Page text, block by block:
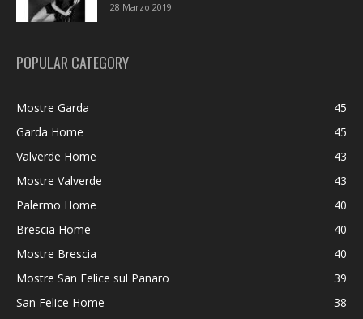
28 Marzo 2019
POPULAR CATEGORY
Mostre Garda
45
Garda Home
45
Valverde Home
43
Mostre Valverde
43
Palermo Home
40
Brescia Home
40
Mostre Brescia
40
Mostre San Felice sul Panaro
39
San Felice Home
38